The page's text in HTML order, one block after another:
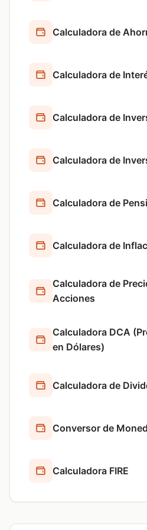
Calculadora de
Calculadora de
Calculadora de
Calculadora de
Calculadora de
Calculadora de
Calculadora de
Acciones
Calculadora DCA
en Dólares)
Calculadora de
Conversor de
Calculadora FIRE